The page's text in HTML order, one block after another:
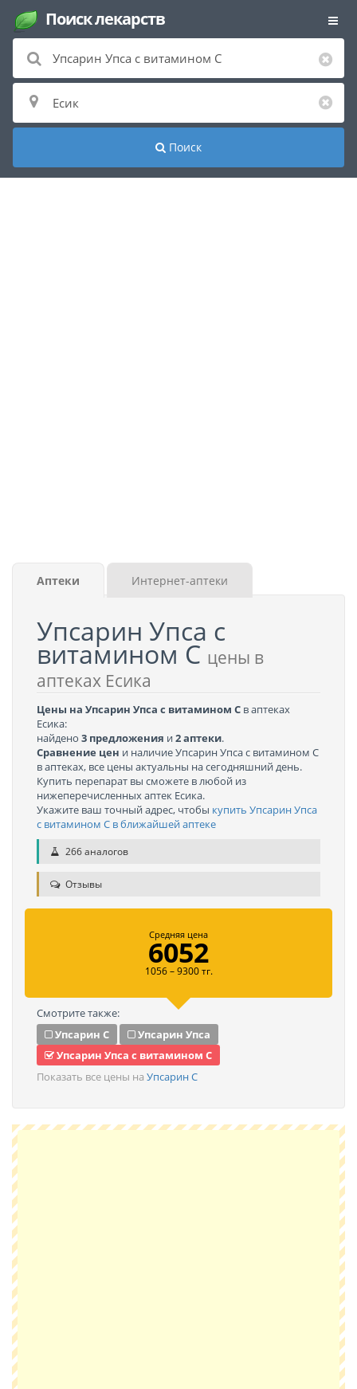
Поиск лекарств
Поиск
Аптеки Интернет-аптеки
Упсарин Упса с
витамином C цены в
аптеках Есика
Цены на Упсарин Упса с витамином C в аптеках
Есика:
найдено 3 предложения и2 аптеки.
Сравнение цен и наличие Упсарин Упса с витамином C
в аптеках, все цены актуальны на сегодняшний день.
Купить перепарат вы сможете в любой из
нижеперечисленных аптек Есика.
Укажите ваш точный адрес, чтобы купить Упсарин Упса
с витамином C в ближайшей аптеке
266 аналогов
Отзывы
Средняя цена
6052
1056 – 9300 тг.
Смотрите также:
Упсарин С
Упсарин Упса
Упсарин Упса с витамином C
Показать все цены на Упсарин С